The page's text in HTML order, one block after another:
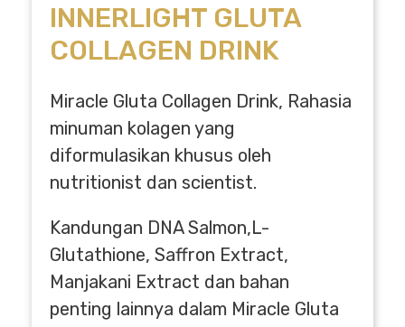
INNERLIGHT GLUTA
COLLAGEN DRINK
Miracle Gluta Collagen Drink, Rahasia
minuman kolagen yang
diformulasikan khusus oleh
nutritionist dan scientist.
Kandungan DNA Salmon,L-
Glutathione, Saffron Extract,
Manjakani Extract dan bahan
penting lainnya dalam Miracle Gluta